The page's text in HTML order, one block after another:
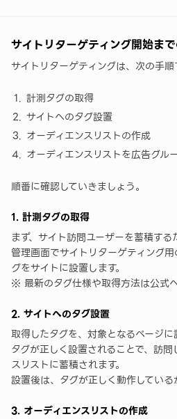
サイトリターゲティング開始ま
サイトリターゲティングは、次の手順
計測タグの取得
サイトへのタグ設置
オーディエンスリストの作成
オーディエンスリストを広告グル
順番に確認していきましょう。
1. 計測タグの取得
まず、サイト訪問ユーザーを蓄積する
管理画面でサイトリターゲティング
グをサイトに設置します。
※ 最新のタグ仕様や取得方法は公式
2. サイトへのタグ設置
取得したタグを、対象となるページに
タグが正しく設置されることで、訪
スリストに蓄積されます。
設置後は、タグが正しく動作している
3. オーディエンスリストの作成